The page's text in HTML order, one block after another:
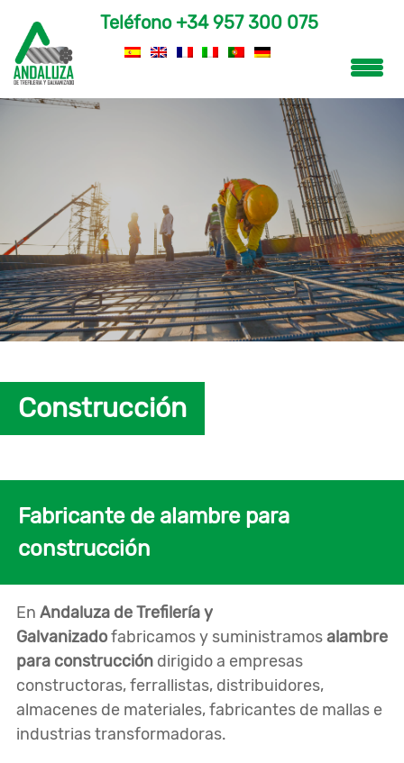
Teléfono+34 957 300 075
Construcción
Fabricante de alambre para
construcción
En Andaluza de Trefilería y
Galvanizadofabricamos y suministramosalambre
para construcción dirigido a empresas
constructoras, ferrallistas, distribuidores,
almacenes de materiales, fabricantes de mallas e
industrias transformadoras.